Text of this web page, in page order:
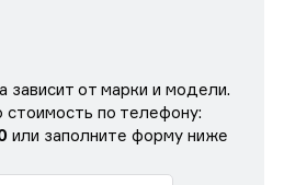
зависит от марки и модели.
стоимость по телефону:
или заполните форму ниже